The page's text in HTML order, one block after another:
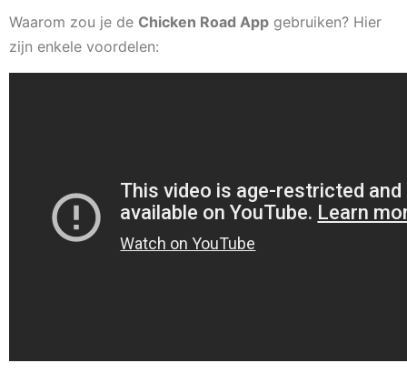
Waarom zou je de Chicken Road App gebruiken? Hier
zijn enkele voordelen: